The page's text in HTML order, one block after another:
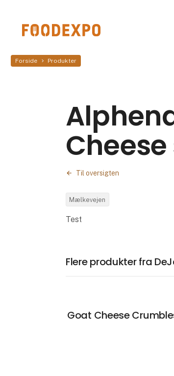
Forside Produkter
Til oversigten
Mælkevejen
Test
Flere produkter fra
Goat Cheese